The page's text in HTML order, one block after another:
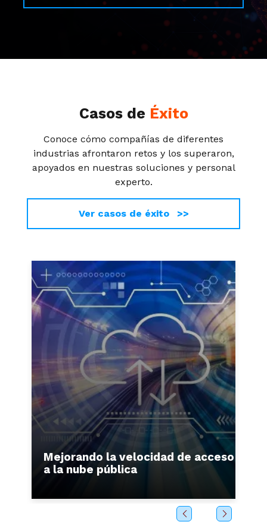
Casos de Éxito
Conoce cómo compañías de diferentes
industrias afrontaron retos y los superaron,
apoyados en nuestras soluciones y personal
experto.
Ver casos de éxito >>
Mejorando la velocidad de acceso
a la nube pública